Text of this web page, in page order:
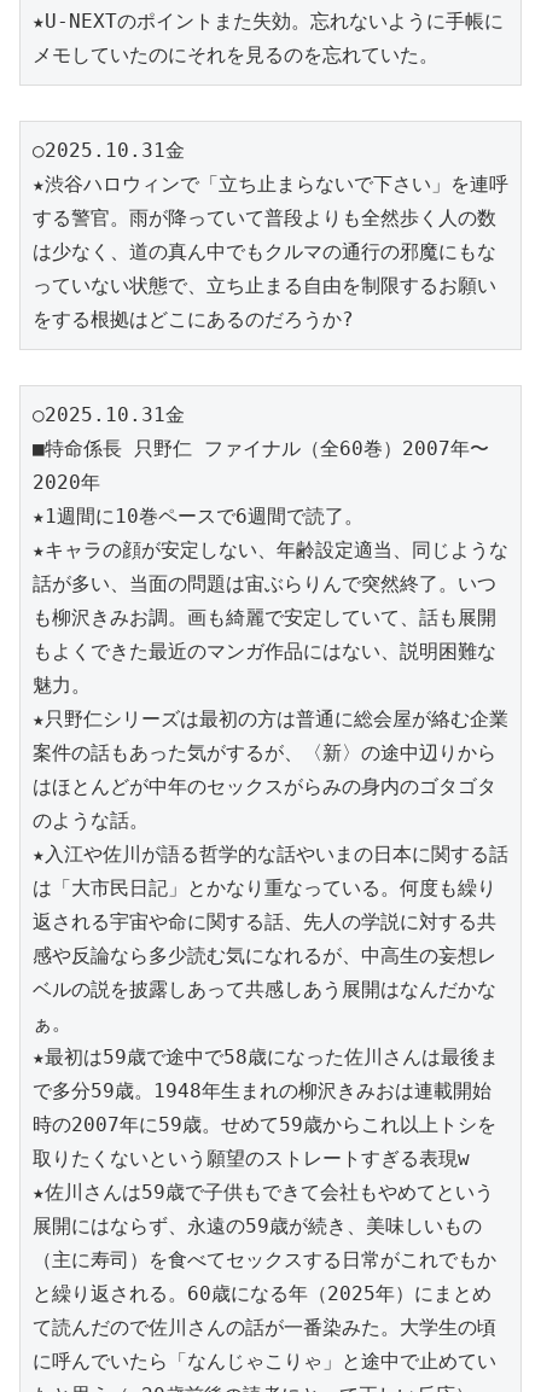
★U-NEXTのポイントまた失効。忘れないように手帳に
メモしていたのにそれを見るのを忘れていた。
○2025.10.31金
★渋谷ハロウィンで「立ち止まらないで下さい」を連呼
する警官。雨が降っていて普段よりも全然歩く人の数
は少なく、道の真ん中でもクルマの通行の邪魔にもな
っていない状態で、立ち止まる自由を制限するお願い
をする根拠はどこにあるのだろうか?
○2025.10.31金
■特命係長 只野仁 ファイナル（全60巻）2007年〜
2020年
★1週間に10巻ペースで6週間で読了。
★キャラの顔が安定しない、年齢設定適当、同じような
話が多い、当面の問題は宙ぶらりんで突然終了。いつ
も柳沢きみお調。画も綺麗で安定していて、話も展開
もよくできた最近のマンガ作品にはない、説明困難な
魅力。
★只野仁シリーズは最初の方は普通に総会屋が絡む企業
案件の話もあった気がするが、〈新〉の途中辺りから
はほとんどが中年のセックスがらみの身内のゴタゴタ
のような話。
★入江や佐川が語る哲学的な話やいまの日本に関する話
は「大市民日記」とかなり重なっている。何度も繰り
返される宇宙や命に関する話、先人の学説に対する共
感や反論なら多少読む気になれるが、中高生の妄想レ
ベルの説を披露しあって共感しあう展開はなんだかな
ぁ。
★最初は59歳で途中で58歳になった佐川さんは最後ま
で多分59歳。1948年生まれの柳沢きみおは連載開始
時の2007年に59歳。せめて59歳からこれ以上トシを
取りたくないという願望のストレートすぎる表現w
★佐川さんは59歳で子供もできて会社もやめてという
展開にはならず、永遠の59歳が続き、美味しいもの
（主に寿司）を食べてセックスする日常がこれでもか
と繰り返される。60歳になる年（2025年）にまとめ
て読んだので佐川さんの話が一番染みた。大学生の頃
に呼んでいたら「なんじゃこりゃ」と途中で止めてい